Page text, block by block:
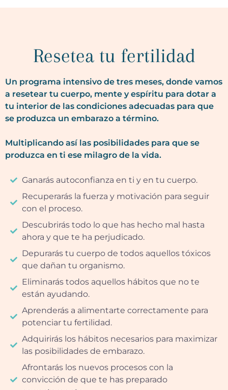
Resetea tu fertilidad
Un programa intensivo de tres meses, donde vamos
a resetear tu cuerpo, mente y espíritu para dotar a
tu interior de las condiciones adecuadas para que
se produzca un embarazo a término.
Multiplicando así las posibilidades para que se
produzca en ti ese milagro de la vida.
Ganarás autoconfianza en ti y en tu cuerpo.
Recuperarás la fuerza y motivación para seguir
con el proceso.
Descubrirás todo lo que has hecho mal hasta
ahora y que te ha perjudicado.
Depurarás tu cuerpo de todos aquellos tóxicos
que dañan tu organismo.
Eliminarás todos aquellos hábitos que no te
están ayudando.
Aprenderás a alimentarte correctamente para
potenciar tu fertilidad.
Adquirirás los hábitos necesarios para maximizar
las posibilidades de embarazo.
Afrontarás los nuevos procesos con la
convicción de que te has preparado